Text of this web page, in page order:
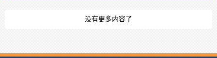
没有更多内容了